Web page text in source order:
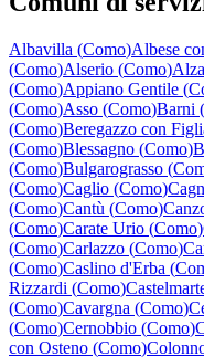
Albavilla (Como)Albese
(Como)Alserio (Como)
(Como)Appiano Gentile (
(Como)Asso (Como)Barni (
(Como)Beregazzo con
(Como)Blessagno (Como)
(Como)Bulgarograsso (
(Como)Caglio (Como)
(Como)Cantù (Como)
(Como)Carate Urio (Como)
(Como)Carlazzo (Como)
(Como)Caslino d'Erba (
Rizzardi (Como)
(Como)Cavargna (Como)
(Como)Cernobbio (Como)
con Osteno (Como)